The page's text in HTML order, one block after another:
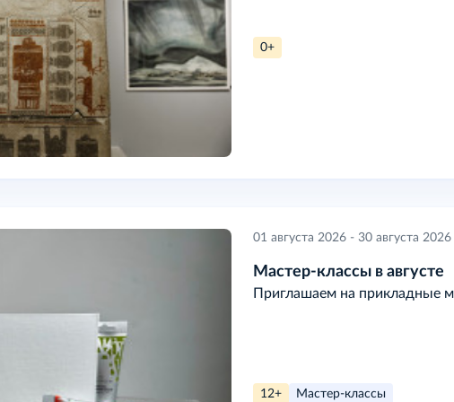
0+
01 августа 2026 - 30 августа 2026
Мастер-классы в августе
Приглашаем на прикладные
12+ Мастер-классы